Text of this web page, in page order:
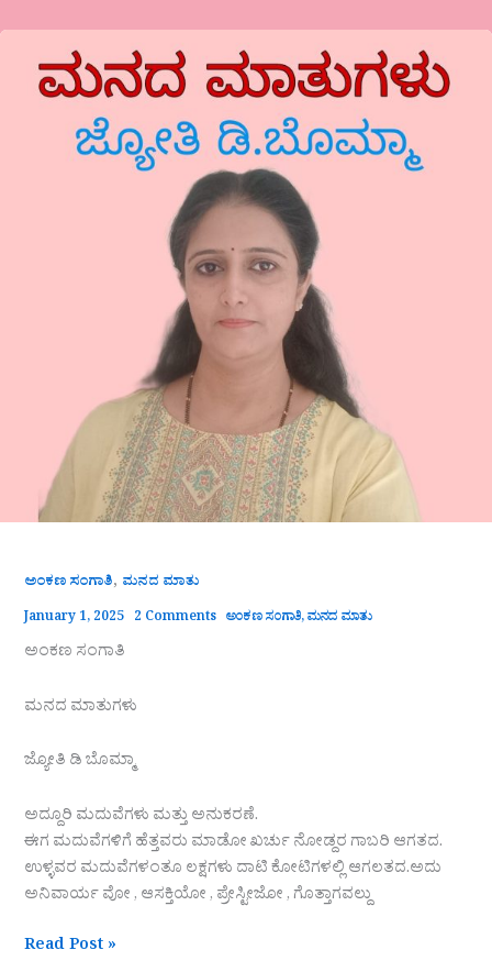
ಅಂಕಣ ಸಂಗಾತಿ, ಮನದ ಮಾತು
January 1, 2025 2 Comments ಅಂಕಣ ಸಂಗಾತಿ,ಮನದ ಮಾತು
ಅಂಕಣ ಸಂಗಾತಿ
ಮನದ ಮಾತುಗಳು
ಜ್ಯೋತಿ ಡಿ ಬೊಮ್ಮಾ
ಅದ್ದೂರಿ ಮದುವೆಗಳು ಮತ್ತು ಅನುಕರಣೆ.
ಈಗ ಮದುವೆಗಳಿಗೆ ಹೆತ್ತವರು ಮಾಡೋ ಖರ್ಚು ನೋಡ್ದರ ಗಾಬರಿ ಆಗತದ.
ಉಳ್ಳವರ ಮದುವೆಗಳಂತೂ ಲಕ್ಷಗಳು ದಾಟಿ ಕೋಟಿಗಳಲ್ಲಿ ಆಗಲತದ.ಅದು
ಅನಿವಾರ್ಯ ವೋ , ಆಸಕ್ತಿಯೋ , ಪ್ರೇಸ್ಟೀಜೋ , ಗೊತ್ತಾಗವಲ್ದು
Read Post »